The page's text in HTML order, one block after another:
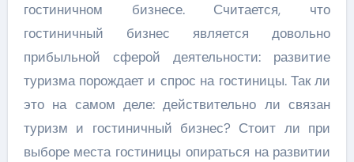
гостиничном бизнесе. Считается, что
гостиничный бизнес является довольно
прибыльной сферой деятельности: развитие
туризма порождает и спрос на гостиницы. Так ли
это на самом деле: действительно ли связан
туризм и гостиничный бизнес? Стоит ли при
выборе места гостиницы опираться на развитии